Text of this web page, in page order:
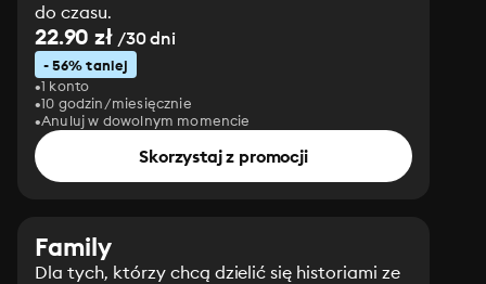
do czasu.
22.90 zł/30 dni
- 56% taniej
1 konto
10 godzin/miesięcznie
Anuluj w dowolnym momencie
Skorzystaj z promocji
Family
Dla tych, którzy chcą dzielić się historiami ze